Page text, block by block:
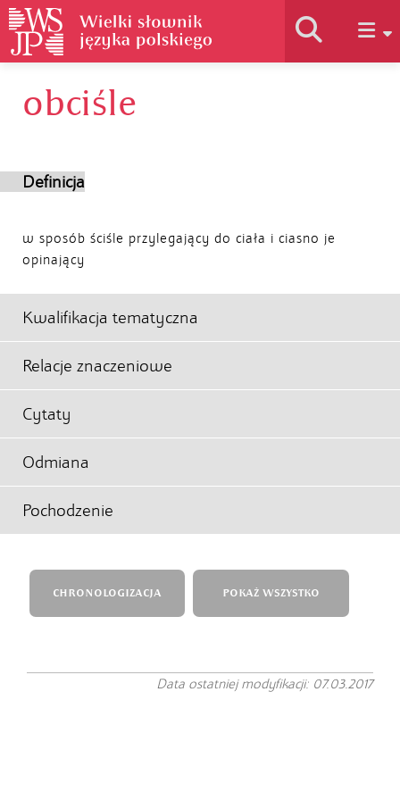
obciśle
Definicja
w sposób ściśle przylegający do ciała i ciasno je
opinający
Kwalifikacja tematyczna
Relacje znaczeniowe
Cytaty
Odmiana
Pochodzenie
CHRONOLOGIZACJA POKAŻ WSZYSTKO
Data ostatniej modyfikacji: 07.03.2017